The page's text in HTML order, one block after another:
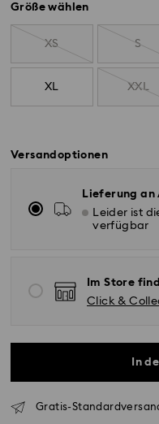
Größe wählen
XS S
XL XXL
Versandoptionen
Lieferung an
Leider ist
verfügbar
Im Store
Click &
In
Gratis-